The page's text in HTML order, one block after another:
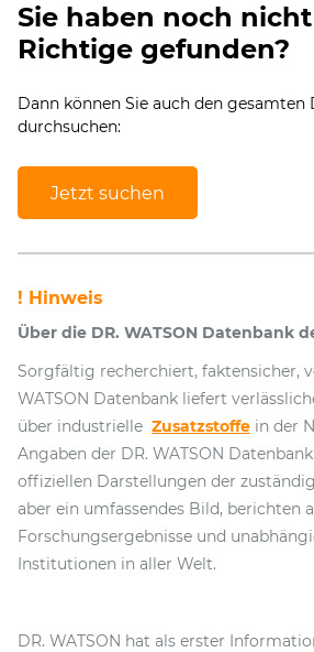
Sie haben noch
Richtige gefunden?
Dann können Sie auch den gesamten
durchsuchen:
Jetzt suchen
! Hinweis
Über die DR. WATSON Datenbank
Sorgfältig recherchiert, faktensicher,
WATSON Datenbank liefert
über industrielle Zusatzstoffe in der
Angaben der DR. WATSON
offiziellen Darstellungen der
aber ein umfassendes Bild, berichten
Forschungsergebnisse und
Institutionen in aller Welt.
DR. WATSON hat als erster